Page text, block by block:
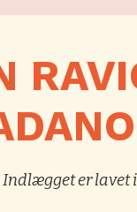
Indlægget er lavet